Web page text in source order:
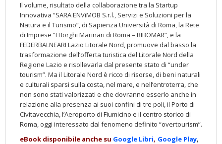
Il volume, risultato della collaborazione tra la Startup
Innovativa “SARA ENViMOB S.r.l., Servizi e Soluzioni per la
Natura e il Turismo”, di Sapienza Università di Roma, la Rete
di Imprese “I Borghi Marinari di Roma – RIBOMAR”, e la
FEDERBALNEARI Lazio Litorale Nord, promuove dal basso la
trasformazione dell’offerta turistica del Litorale Nord della
Regione Lazio e risollevarla dal presente stato di “under
tourism”. Ma il Litorale Nord è ricco di risorse, di beni naturali
e culturali sparsi sulla costa, nel mare, e nell’entroterra, che
non sono stati valorizzati e che dovranno esserlo anche in
relazione alla presenza ai suoi confini di tre poli, il Porto di
Civitavecchia, l’Aeroporto di Fiumicino e il centro storico di
Roma, oggi interessato dal fenomeno definito “overtourism”.
eBook disponibile anche su Google Libri, Google Play,